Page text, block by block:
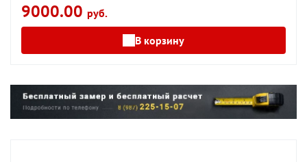
9000.00 руб.
В корзину